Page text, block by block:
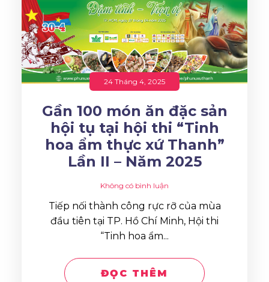
24 Tháng 4, 2025
Gần 100 món ăn đặc sản
hội tụ tại hội thi “Tinh
hoa ẩm thực xứ Thanh”
Lần II – Năm 2025
Không có bình luận
Tiếp nối thành công rực rỡ của mùa
đầu tiên tại TP. Hồ Chí Minh, Hội thi
“Tinh hoa ẩm...
ĐỌC THÊM